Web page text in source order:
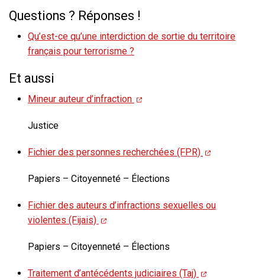
Questions ? Réponses !
Qu’est-ce qu’une interdiction de sortie du territoire
français pour terrorisme ?
Et aussi
Mineur auteur d’infraction
Justice
Fichier des personnes recherchées (FPR)
Papiers – Citoyenneté – Élections
Fichier des auteurs d’infractions sexuelles ou
violentes (Fijais)
Papiers – Citoyenneté – Élections
Traitement d’antécédents judiciaires (Taj)